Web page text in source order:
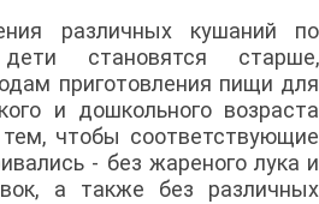
различных кушаний по
становятся старше,
приготовления пищи для
и дошкольного возраста
чтобы соответствующие
- без жареного лука и
а также без различных